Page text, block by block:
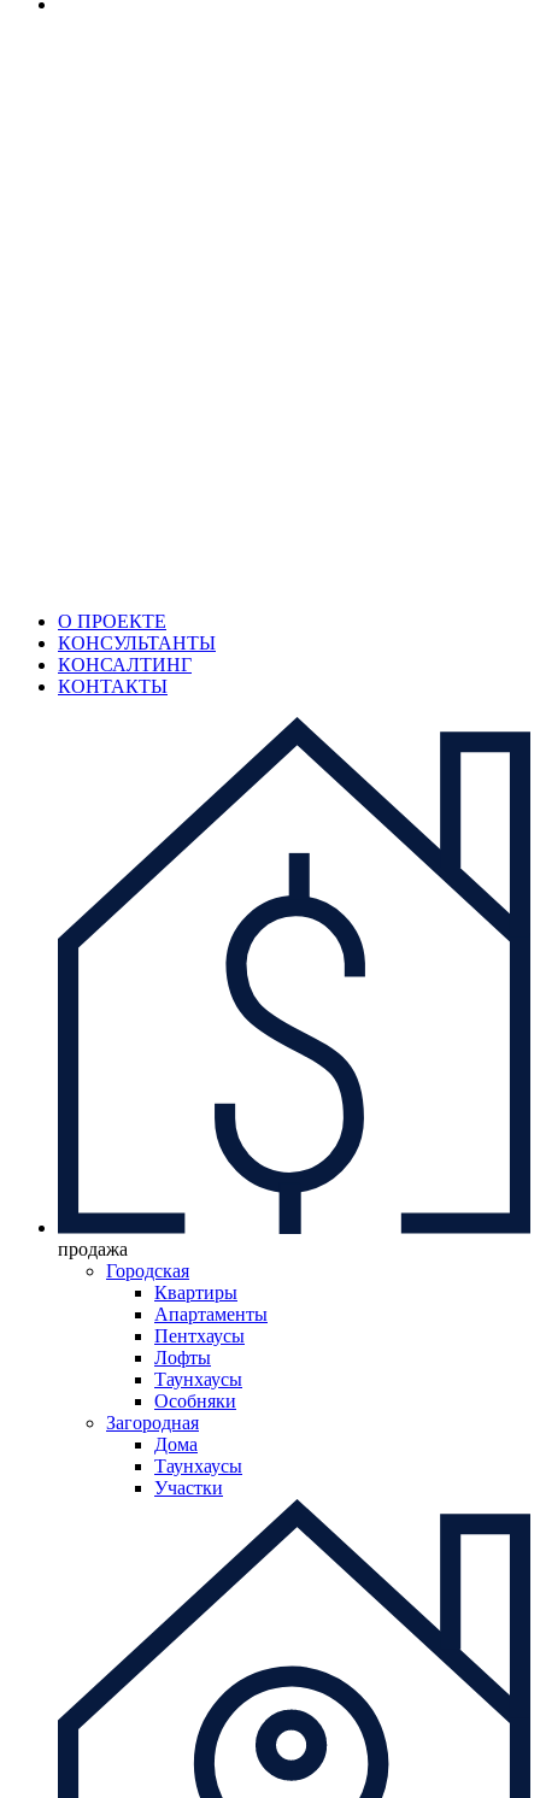
О ПРОЕКТЕ
КОНСУЛЬТАНТЫ
КОНСАЛТИНГ
КОНТАКТЫ
продажа
Городская
Квартиры
Апартаменты
Пентхаусы
Лофты
Таунхаусы
Особняки
Загородная
Дома
Таунхаусы
Участки